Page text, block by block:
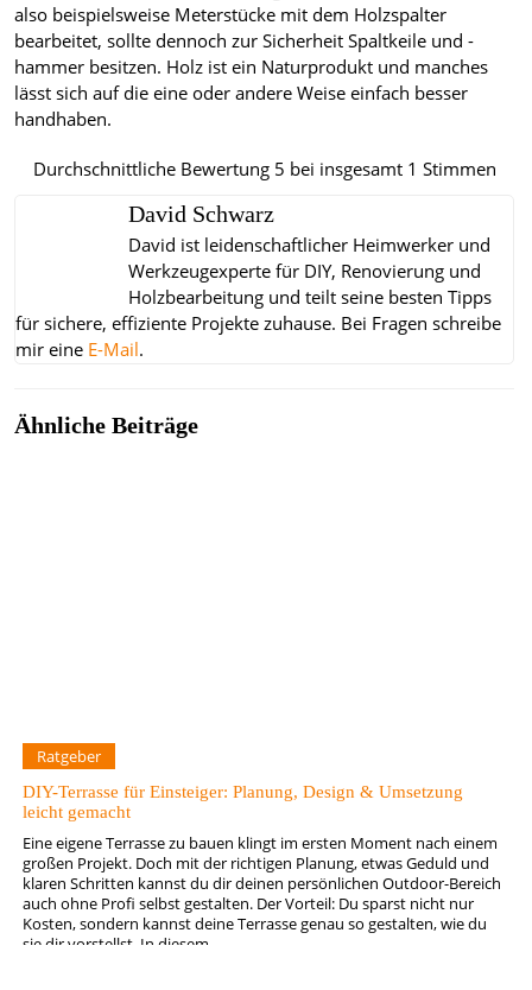
also beispielsweise Meterstücke mit dem Holzspalter
bearbeitet, sollte dennoch zur Sicherheit Spaltkeile und -
hammer besitzen. Holz ist ein Naturprodukt und manches
lässt sich auf die eine oder andere Weise einfach besser
handhaben.
Durchschnittliche Bewertung 5 bei insgesamt 1 Stimmen
David Schwarz
David ist leidenschaftlicher Heimwerker und
Werkzeugexperte für DIY, Renovierung und
Holzbearbeitung und teilt seine besten Tipps
für sichere, effiziente Projekte zuhause. Bei Fragen schreibe
mir eine E-Mail.
Ähnliche Beiträge
Ratgeber
DIY-Terrasse für Einsteiger: Planung, Design & Umsetzung
leicht gemacht
Eine eigene Terrasse zu bauen klingt im ersten Moment nach einem
großen Projekt. Doch mit der richtigen Planung, etwas Geduld und
klaren Schritten kannst du dir deinen persönlichen Outdoor-Bereich
auch ohne Profi selbst gestalten. Der Vorteil: Du sparst nicht nur
Kosten, sondern kannst deine Terrasse genau so gestalten, wie du
sie dir vorstellst. In diesem…